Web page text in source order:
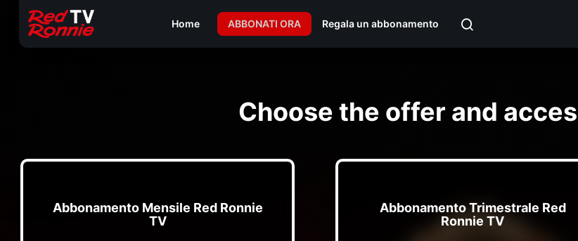
Home ABBONATI ORA Regala un abbonamento
Choose the offer and
Abbonamento Mensile Red Ronnie
TV
Abbonamento Trimestrale Red
Ronnie TV